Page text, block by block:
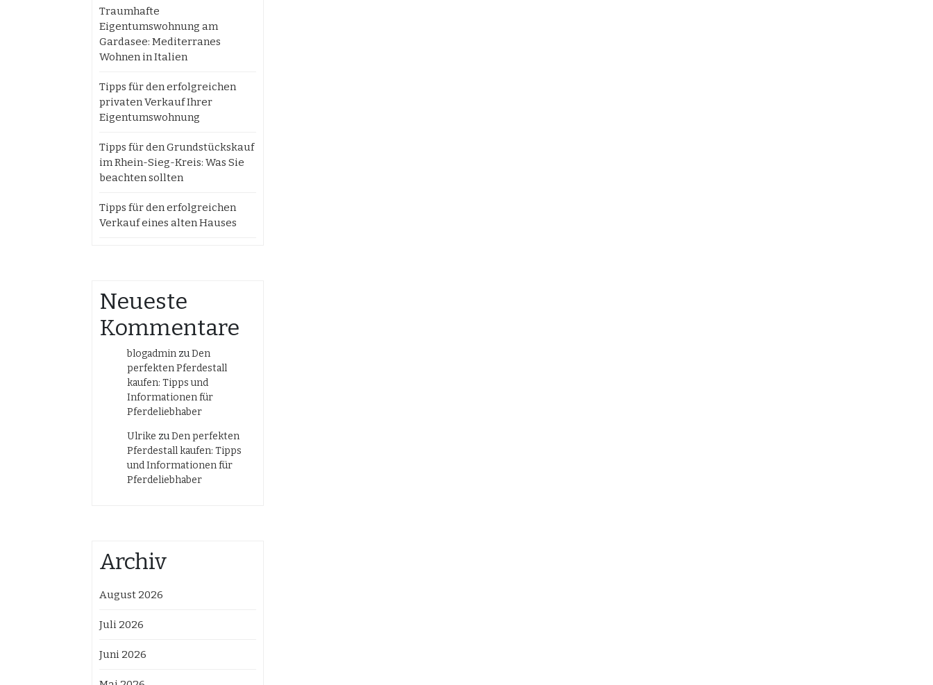
Traumhafte
Eigentumswohnung am
Gardasee: Mediterranes
Wohnen in Italien
Tipps für den erfolgreichen
privaten Verkauf Ihrer
Eigentumswohnung
Tipps für den Grundstückskauf
im Rhein-Sieg-Kreis: Was Sie
beachten sollten
Tipps für den erfolgreichen
Verkauf eines alten Hauses
Neueste
Kommentare
blogadmin zuDen
perfekten Pferdestall
kaufen: Tipps und
Informationen für
Pferdeliebhaber
Ulrike zuDen perfekten
Pferdestall kaufen: Tipps
und Informationen für
Pferdeliebhaber
Archiv
August 2026
Juli 2026
Juni 2026